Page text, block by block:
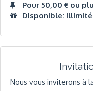
Pour 50,00 € ou
Disponible: Illimité
Nous vous inviterons à